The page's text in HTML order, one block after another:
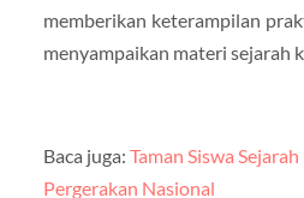
memberikan keterampilan
menyampaikan materi sejarah
Baca juga: Taman Siswa
Pergerakan Nasional